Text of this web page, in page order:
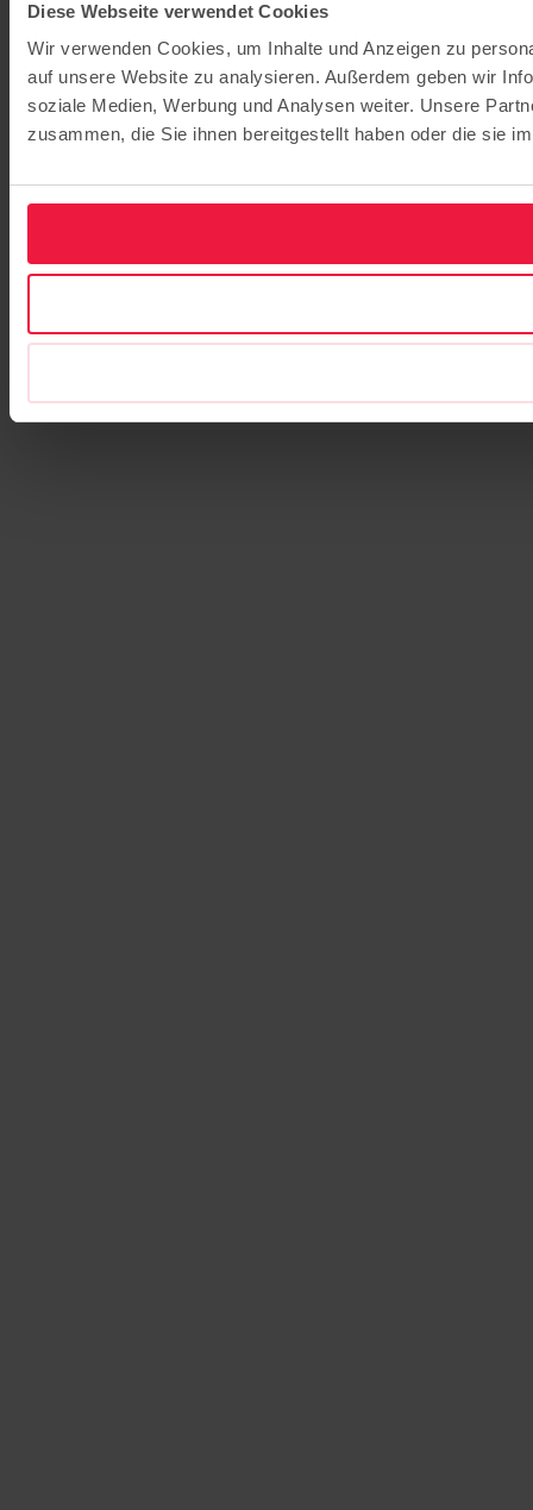
Diese Webseite verwendet Cookies
Wir verwenden Cookies, um Inhalte und Anzeigen zu
auf unsere Website zu analysieren. Außerdem geben wir
soziale Medien, Werbung und Analysen weiter. Unsere
zusammen, die Sie ihnen bereitgestellt haben oder die sie